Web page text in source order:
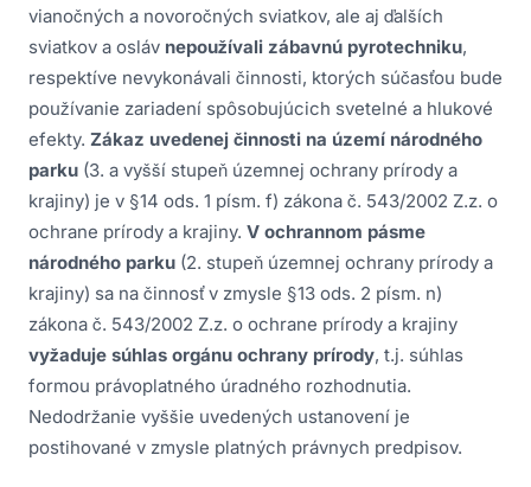
vianočných a novoročných sviatkov, ale aj ďalších
sviatkov a osláv nepoužívali zábavnú pyrotechniku,
respektíve nevykonávali činnosti, ktorých súčasťou bude
používanie zariadení spôsobujúcich svetelné a hlukové
efekty. Zákaz uvedenej činnosti na území národného
parku (3. a vyšší stupeň územnej ochrany prírody a
krajiny) je v §14 ods. 1 písm. f) zákona č. 543/2002 Z.z. o
ochrane prírody a krajiny. V ochrannom pásme
národného parku (2. stupeň územnej ochrany prírody a
krajiny) sa na činnosť v zmysle §13 ods. 2 písm. n)
zákona č. 543/2002 Z.z. o ochrane prírody a krajiny
vyžaduje súhlas orgánu ochrany prírody, t.j. súhlas
formou právoplatného úradného rozhodnutia.
Nedodržanie vyššie uvedených ustanovení je
postihované v zmysle platných právnych predpisov.